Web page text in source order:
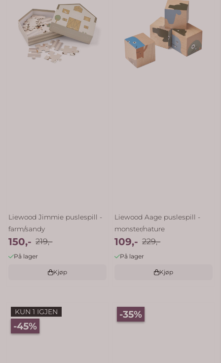
Liewood Jimmie puslespill -
farm/sandy
150,- 219,-
På lager
Kjøp
Liewood Aage puslespill -
monster/nature
109,- 229,-
På lager
Kjøp
KUN 1 IGJEN
-45%
-35%